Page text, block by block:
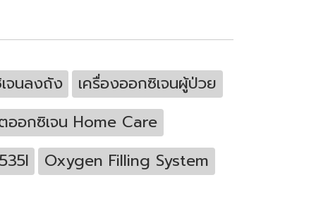
จนลงถัง
เครื่องออกซิเจนผู้ป่วย
ออกซิเจน Home Care
Oxygen Filling System